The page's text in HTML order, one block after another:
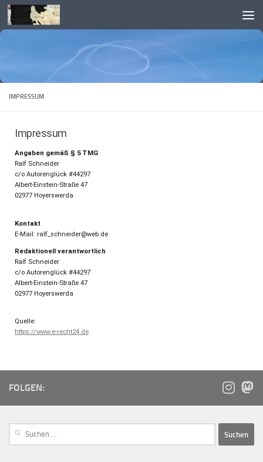
Skip to content
IMPRESSUM
Impressum
Angaben gemäß § 5 TMG
Ralf Schneider
c/o Autorenglück #44297
Albert-Einstein-Straße 47
02977 Hoyerswerda
Kontakt
E-Mail: ralf_schneider@web.de
Redaktionell verantwortlich
Ralf Schneider
c/o Autorenglück #44297
Albert-Einstein-Straße 47
02977 Hoyerswerda
Quelle:
https://www.e-recht24.de
FOLGEN: